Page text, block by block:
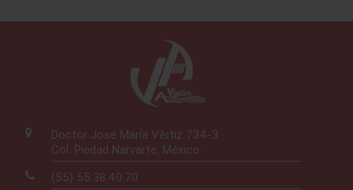
Doctor José María Vértiz 734-3
Col. Piedad Narvarte, México
(55) 55.38.40.70